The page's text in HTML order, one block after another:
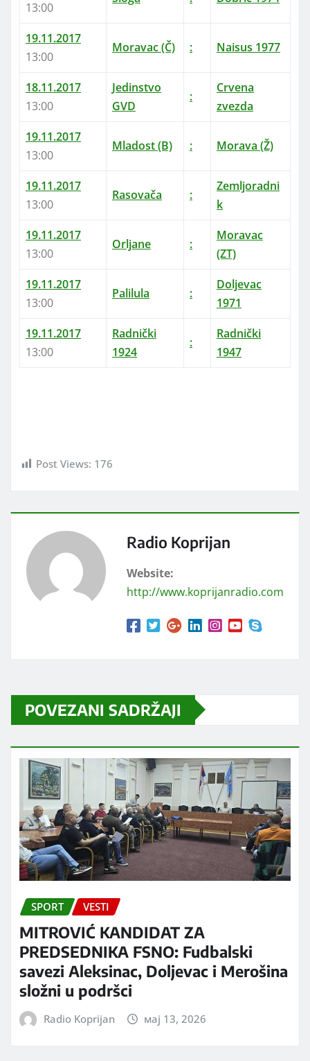
13:00
19.11.2017
13:00
Moravac (Č) : Naisus 1977
18.11.2017
13:00
Jedinstvo
GVD
:
Crvena
zvezda
19.11.2017
13:00
Mladost (B) : Morava (Ž)
19.11.2017
13:00
Rasovača :
Zemljoradni
k
19.11.2017
13:00
Orljane :
Moravac
(ZT)
19.11.2017
13:00
Palilula :
Doljevac
1971
19.11.2017
13:00
Radnički
1924
:
Radnički
1947
Post Views: 176
Radio Koprijan
Website:
http://www.koprijanradio.com
POVEZANI SADRŽAJI
SPORT VESTI
MITROVIĆ KANDIDAT ZA
PREDSEDNIKA FSNO: Fudbalski
savezi Aleksinac, Doljevac i Merošina
složni u podršci
Radio Koprijan мај 13, 2026